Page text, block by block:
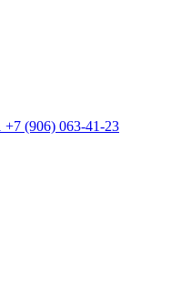
+7 (906) 063-41-23